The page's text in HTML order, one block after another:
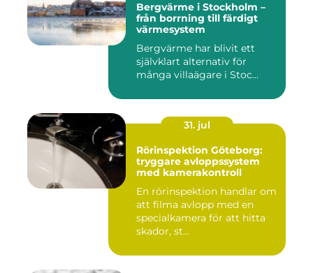
Bergvärme i Stockholm –
från borrning till färdigt
värmesystem
Bergvärme har blivit ett
självklart alternativ för
många villaägare i Stoc...
31. jul
Rörinspektion Göteborg:
tryggare avloppssystem
med kamerakontroll
En rörinspektion handlar om
att filma avlopp med en
specialkamera för att hitta
skador, st...